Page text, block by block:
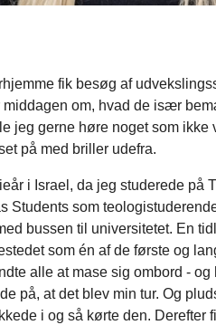
fik besøg af
middagen om, hvad de især
jeg gerne høre noget som ikke
på med briller udefra.
i Israel, da jeg studerede på
Students som
bussen til universitetet. En
som én af de første og
alle at mase sig ombord -
på, at det blev min tur. Og
i og så kørte den. Derefter